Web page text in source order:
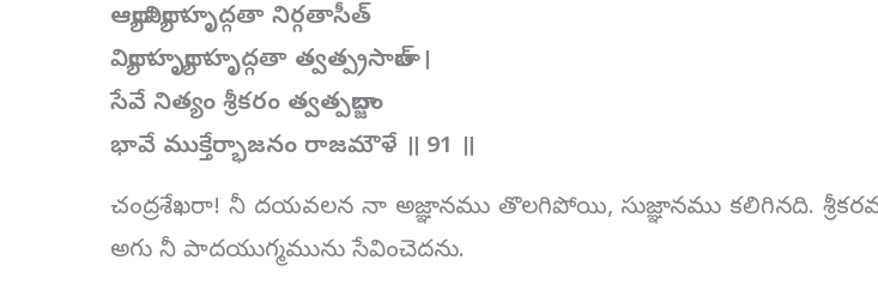
ఆద్యావిద్యా హృద్గతా నిర్గతాసీత్
విద్యా హృద్యా హృద్గతా త్వత్ప్రసాదాత్ ।
సేవే నిత్యం శ్రీకరం త్వత్పదాబ్జం
భావే ముక్తేర్భాజనం రాజమౌళే ॥ 91 ॥
చంద్రశేఖరా! నీ దయవలన నా అజ్ఞానము తొలగిపోయి, సుజ్ఞానము కలిగినది.
అగు నీ పాదయుగ్మమును సేవించెదను.